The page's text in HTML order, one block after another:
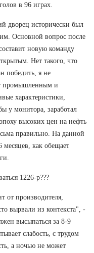
в 96 играх.
дворец исторически был
Основной вопрос после
новую команду
Нет такого, что
победить, я не
промышленным и
характеристики,
у монитора, заработал
высоких цен на нефть
правильно. На данной
месяцев, как обещает
1226-р???
от производителя,
вырвали из контекста", -
высыпаться за 8-9
слабость, с трудом
а ночью не может